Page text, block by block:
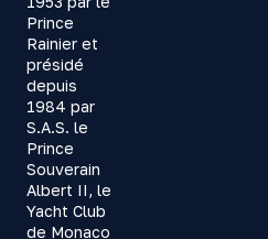
Prince
Rainier et
présidé
depuis
1984 par
S.A.S. le
Prince
Souverain
Albert II, le
Yacht Club
de Monaco